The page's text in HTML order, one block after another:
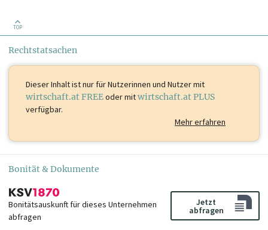
TOP
Rechtstatsachen
Dieser Inhalt istnur für Nutzerinnen und Nutzer mit
wirtschaft.at FREEoder mitwirtschaft.at PLUS
verfügbar.
Mehr erfahren
Bonität & Dokumente
Bonitätsauskunft für dieses Unternehmen
abfragen
Jetzt
abfragen